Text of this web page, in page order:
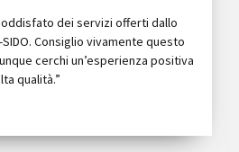
dallo
positiva
“Mi sono rivolto allo
trattamento di
molto soddisfatto